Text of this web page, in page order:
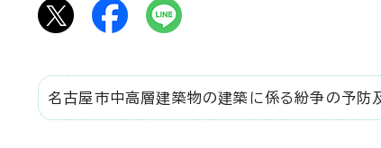
名古屋市中高層建築物の建築に係る紛争の予防